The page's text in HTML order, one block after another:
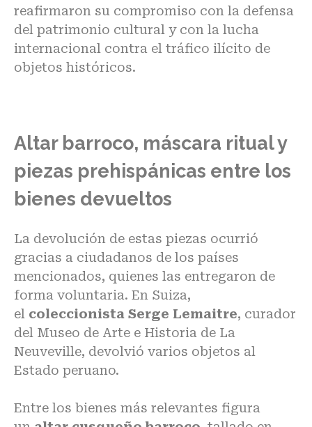
reafirmaron su compromiso con la defensa
del patrimonio cultural y con la lucha
internacional contra el tráfico ilícito de
objetos históricos.
Altar barroco, máscara ritual y
piezas prehispánicas entre los
bienes devueltos
La devolución de estas piezas ocurrió
gracias a ciudadanos de los países
mencionados, quienes las entregaron de
forma voluntaria. En Suiza,
el coleccionista Serge Lemaitre, curador
del Museo de Arte e Historia de La
Neuveville, devolvió varios objetos al
Estado peruano.
Entre los bienes más relevantes figura